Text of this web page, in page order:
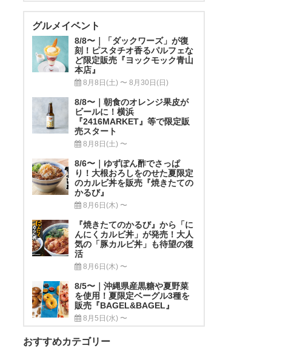
グルメイベント
8/8〜｜「ダックワーズ」が復
刻！ピスタチオ香るパルフェな
ど限定販売『ヨックモック青山
本店』
8月8日(土) 〜 8月30日(日)
8/8〜｜朝食のオレンジ果皮が
ビールに！横浜
『2416MARKET』等で限定販
売スタート
8月8日(土) 〜
8/6〜｜ゆずぽん酢でさっぱ
り！大根おろしをのせた夏限定
のカルビ丼を販売『焼きたての
かるび』
8月6日(木) 〜
『焼きたてのかるび』から「に
んにくカルビ丼」が発売！大人
気の「豚カルビ丼」も待望の復
活
8月6日(木) 〜
8/5〜｜沖縄県産黒糖や夏野菜
を使用！夏限定ベーグル3種を
販売『BAGEL&BAGEL』
8月5日(水) 〜
おすすめカテゴリー